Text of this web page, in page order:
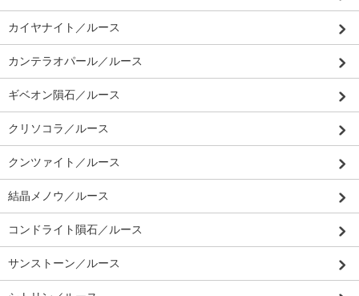
カイヤナイト／ルース
カンテラオパール／ルース
ギベオン隕石／ルース
クリソコラ／ルース
クンツァイト／ルース
結晶メノウ／ルース
コンドライト隕石／ルース
サンストーン／ルース